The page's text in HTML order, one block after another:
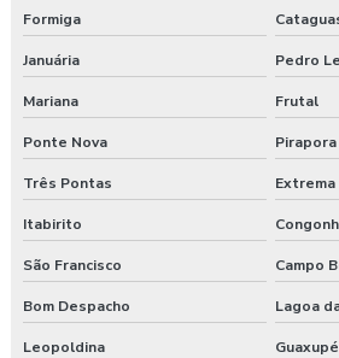
Laudo ergonômico de iluminação
Laudo ergonômico motorista caminhão
Laudo ergonômico nr17
Laudo ergonômico pgr
Laudo ergonômico preço
Laudo esocial
Formiga
Januária Pedro
Mariana Frutal
Ponte Nova Pirapora
Três Pontas Extrema
Itabirito
São Francisco Campo
Bom Despacho Lagoa
Leopoldina Guaxupé